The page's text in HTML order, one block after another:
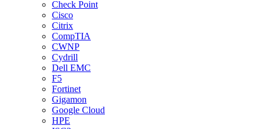
Check Point
Cisco
Citrix
CompTIA
CWNP
Cydrill
Dell EMC
F5
Fortinet
Gigamon
Google Cloud
HPE